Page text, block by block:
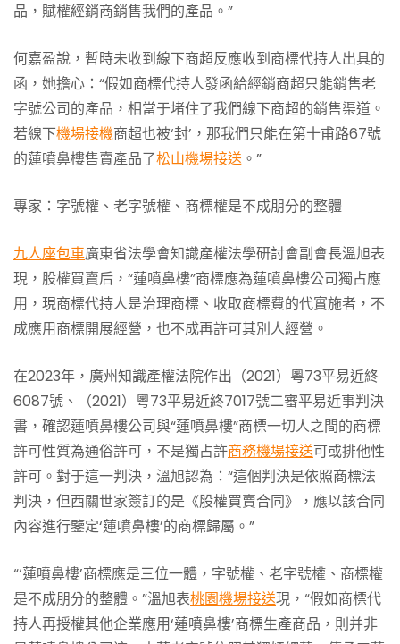
品，賦權經銷商銷售我們的產品。”
何嘉盈說，暫時未收到線下商超反應收到商標代持人出具的
函，她擔心：“假如商標代持人發函給經銷商超只能銷售老
字號公司的產品，相當于堵住了我們線下商超的銷售渠道。
若線下機場接機商超也被‘封’，那我們只能在第十甫路67號
的蓮噴鼻樓售賣產品了松山機場接送 。”
專家：字號權、老字號權、商標權是不成朋分的整體
九人座包車廣東省法學會知識產權法學研討會副會長溫旭表
現，股權買賣后，“蓮噴鼻樓”商標應為蓮噴鼻樓公司獨占應
用，現商標代持人是治理商標、收取商標費的代實施者，不
成應用商標開展經營，也不成再許可其別人經營。
在2023年，廣州知識產權法院作出（2021）粵73平易近終
6087號、（2021）粵73平易近終7017號二審平易近事判決
書，確認蓮噴鼻樓公司與“蓮噴鼻樓”商標一切人之間的商標
許可性質為通俗許可，不是獨占許商務機場接送可或排他性
許可。對于這一判決，溫旭認為：“這個判決是依照商標法
判決，但西關世家簽訂的是《股權買賣合同》，應以該合同
內容進行鑒定‘蓮噴鼻樓’的商標歸屬。”
“‘蓮噴鼻樓’商標應是三位一體，字號權、老字號權、商標權
是不成朋分的整體。”溫旭表桃園機場接送現，“假如商標代
持人再授權其他企業應用‘蓮噴鼻樓’商標生產商品，則并非